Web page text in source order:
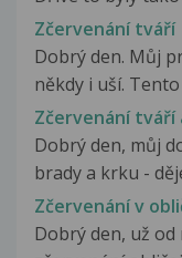
Zčervenání tváří
Dobrý den. Můj
někdy i uší. Tento
Zčervenání tváří
Dobrý den, můj
brady a krku -
Zčervenání v
Dobrý den, už